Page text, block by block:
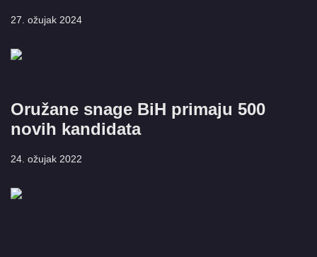
27. ožujak 2024
Oružane snage BiH primaju 500
novih kandidata
24. ožujak 2022